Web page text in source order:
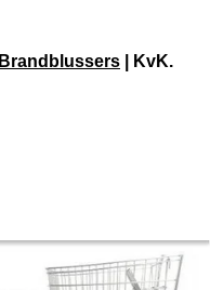
Brandblussers
KvK.